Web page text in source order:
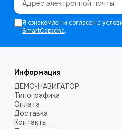
Я ознакомлен и согласен с
SmartCaptcha.
Информация
ДЕМО-НАВИГАТОР
Типографика
Оплата
Доставка
Контакты